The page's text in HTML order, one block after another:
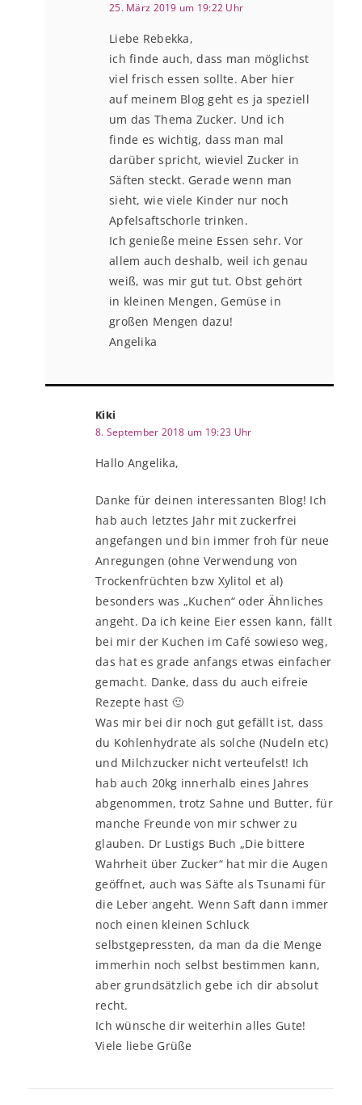
25. März 2019 um 19:22 Uhr
Liebe Rebekka,
ich finde auch, dass man möglichst
viel frisch essen sollte. Aber hier
auf meinem Blog geht es ja speziell
um das Thema Zucker. Und ich
finde es wichtig, dass man mal
darüber spricht, wieviel Zucker in
Säften steckt. Gerade wenn man
sieht, wie viele Kinder nur noch
Apfelsaftschorle trinken.
Ich genieße meine Essen sehr. Vor
allem auch deshalb, weil ich genau
weiß, was mir gut tut. Obst gehört
in kleinen Mengen, Gemüse in
großen Mengen dazu!
Angelika
Kiki
8. September 2018 um 19:23 Uhr
Hallo Angelika,
Danke für deinen interessanten Blog! Ich
hab auch letztes Jahr mit zuckerfrei
angefangen und bin immer froh für neue
Anregungen (ohne Verwendung von
Trockenfrüchten bzw Xylitol et al)
besonders was „Kuchen“ oder Ähnliches
angeht. Da ich keine Eier essen kann, fällt
bei mir der Kuchen im Café sowieso weg,
das hat es grade anfangs etwas einfacher
gemacht. Danke, dass du auch eifreie
Rezepte hast 🙂
Was mir bei dir noch gut gefällt ist, dass
du Kohlenhydrate als solche (Nudeln etc)
und Milchzucker nicht verteufelst! Ich
hab auch 20kg innerhalb eines Jahres
abgenommen, trotz Sahne und Butter, für
manche Freunde von mir schwer zu
glauben. Dr Lustigs Buch „Die bittere
Wahrheit über Zucker“ hat mir die Augen
geöffnet, auch was Säfte als Tsunami für
die Leber angeht. Wenn Saft dann immer
noch einen kleinen Schluck
selbstgepressten, da man da die Menge
immerhin noch selbst bestimmen kann,
aber grundsätzlich gebe ich dir absolut
recht.
Ich wünsche dir weiterhin alles Gute!
Viele liebe Grüße